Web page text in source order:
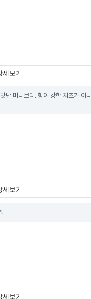
세보기
난 미니브리. 향이 강한 치즈가 아
세보기
세보기